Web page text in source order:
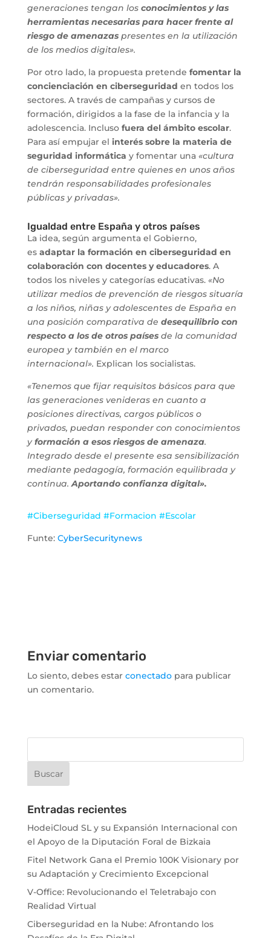
generaciones tengan los conocimientos y las
herramientas necesarias para hacer frente al
riesgo de amenazaspresentes en la utilización
de los medios digitales».
Por otro lado, la propuesta pretende fomentar la
concienciación en ciberseguridad en todos los
sectores. A través de campañas y cursos de
formación, dirigidos a la fase de la infancia y la
adolescencia. Incluso fuera del ámbito escolar.
Para así empujar el interés sobre la materia de
seguridad informática y fomentar una«cultura
de ciberseguridad entre quienes en unos años
tendrán responsabilidades profesionales
públicas y privadas».
Igualdad entre España y otros países
La idea, según argumenta el Gobierno,
esadaptar la formación en ciberseguridad en
colaboración con docentes y educadores. A
todos los niveles y categorías educativas. «No
utilizar medios de prevención de riesgos situaría
a los niños, niñas y adolescentes de España en
una posición comparativa de desequilibrio con
respecto a los de otros paísesde la comunidad
europea y también en el marco
internacional». Explican los socialistas.
«Tenemos que fijar requisitos básicos para que
las generaciones venideras en cuanto a
posiciones directivas, cargos públicos o
privados, puedan responder con conocimientos
yformación a esos riesgos de amenaza.
Integrado desde el presente esa sensibilización
mediante pedagogía, formación equilibrada y
continua.Aportando confianza digital».
#Ciberseguridad #Formacion #Escolar
Funte: CyberSecuritynews
Enviar comentario
Lo siento, debes estar conectadopara publicar
un comentario.
Entradas recientes
HodeiCloud SL y su Expansión Internacional con
el Apoyo de la Diputación Foral de Bizkaia
Fitel Network Gana el Premio 100K Visionary por
su Adaptación y Crecimiento Excepcional
V-Office: Revolucionando el Teletrabajo con
Realidad Virtual
Ciberseguridad en la Nube: Afrontando los